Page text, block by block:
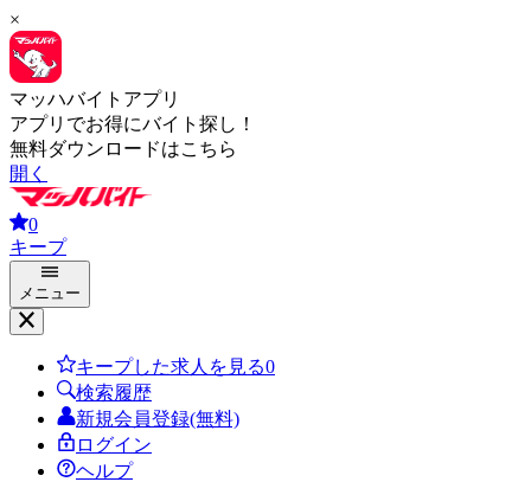
×
マッハバイトアプリ
アプリでお得にバイト探し！
無料ダウンロードはこちら
開く
0
キープ
メニュー
キープした求人を見る0
検索履歴
新規会員登録(無料)
ログイン
ヘルプ